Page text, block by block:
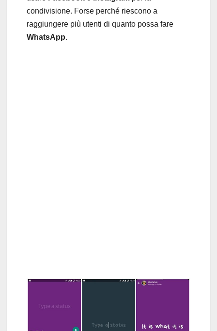
condivisione. Forse perché riescono a
raggiungere più utenti di quanto possa fare
WhatsApp.